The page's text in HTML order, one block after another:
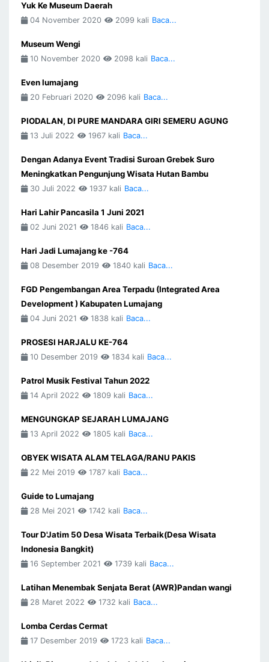
Yuk Ke Museum Daerah
04 November 2020 2099 kali Baca...
Museum Wengi
10 November 2020 2098 kali Baca...
Even lumajang
20 Februari 2020 2096 kali Baca...
PIODALAN, DI PURE MANDARA GIRI SEMERU AGUNG
13 Juli 2022 1967 kali Baca...
Dengan Adanya Event Tradisi Suroan Grebek Suro
Meningkatkan Pengunjung Wisata Hutan Bambu
30 Juli 2022 1937 kali Baca...
Hari Lahir Pancasila 1 Juni 2021
02 Juni 2021 1846 kali Baca...
Hari Jadi Lumajang ke -764
08 Desember 2019 1840 kali Baca...
FGD Pengembangan Area Terpadu (Integrated Area
Development ) Kabupaten Lumajang
04 Juni 2021 1838 kali Baca...
PROSESI HARJALU KE-764
10 Desember 2019 1834 kali Baca...
Patrol Musik Festival Tahun 2022
14 April 2022 1809 kali Baca...
MENGUNGKAP SEJARAH LUMAJANG
13 April 2022 1805 kali Baca...
OBYEK WISATA ALAM TELAGA/RANU PAKIS
22 Mei 2019 1787 kali Baca...
Guide to Lumajang
28 Mei 2021 1742 kali Baca...
Tour D'Jatim 50 Desa Wisata Terbaik(Desa Wisata
Indonesia Bangkit)
16 September 2021 1739 kali Baca...
Latihan Menembak Senjata Berat (AWR)Pandan wangi
28 Maret 2022 1732 kali Baca...
Lomba Cerdas Cermat
17 Desember 2019 1723 kali Baca...